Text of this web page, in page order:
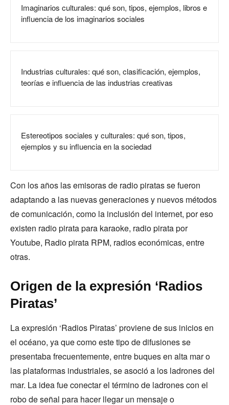
Imaginarios culturales: qué son, tipos, ejemplos, libros e
influencia de los imaginarios sociales
Industrias culturales: qué son, clasificación, ejemplos,
teorías e influencia de las industrias creativas
Estereotipos sociales y culturales: qué son, tipos,
ejemplos y su influencia en la sociedad
Con los años las emisoras de radio piratas se fueron
adaptando a las nuevas generaciones y nuevos métodos
de comunicación, como la inclusión del internet, por eso
existen radio pirata para karaoke, radio pirata por
Youtube, Radio pirata RPM, radios económicas, entre
otras.
Origen de la expresión ‘Radios
Piratas’
La expresión ‘Radios Piratas’ proviene de sus inicios en
el océano, ya que como este tipo de difusiones se
presentaba frecuentemente, entre buques en alta mar o
las plataformas industriales, se asoció a los ladrones del
mar. La idea fue conectar el término de ladrones con el
robo de señal para hacer llegar un mensaje o